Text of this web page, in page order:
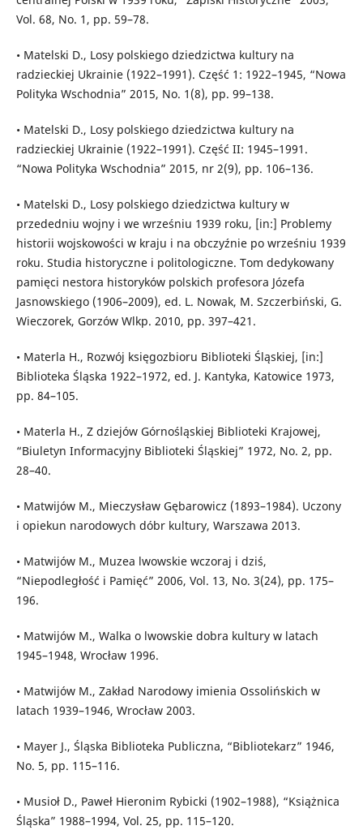
Vol. 68, No. 1, pp. 59–78.
• Matelski D., Losy polskiego dziedzictwa kultury na
radzieckiej Ukrainie (1922–1991). Część 1: 1922–1945, “Nowa
Polityka Wschodnia” 2015, No. 1(8), pp. 99–138.
• Matelski D., Losy polskiego dziedzictwa kultury na
radzieckiej Ukrainie (1922–1991). Część II: 1945–1991.
“Nowa Polityka Wschodnia” 2015, nr 2(9), pp. 106–136.
• Matelski D., Losy polskiego dziedzictwa kultury w
przededniu wojny i we wrześniu 1939 roku, [in:] Problemy
historii wojskowości w kraju i na obczyźnie po wrześniu 1939
roku. Studia historyczne i politologiczne. Tom dedykowany
pamięci nestora historyków polskich profesora Józefa
Jasnowskiego (1906–2009), ed. L. Nowak, M. Szczerbiński, G.
Wieczorek, Gorzów Wlkp. 2010, pp. 397–421.
• Materla H., Rozwój księgozbioru Biblioteki Śląskiej, [in:]
Biblioteka Śląska 1922–1972, ed. J. Kantyka, Katowice 1973,
pp. 84–105.
• Materla H., Z dziejów Górnośląskiej Biblioteki Krajowej,
“Biuletyn Informacyjny Biblioteki Śląskiej” 1972, No. 2, pp.
28–40.
• Matwijów M., Mieczysław Gębarowicz (1893–1984). Uczony
i opiekun narodowych dóbr kultury, Warszawa 2013.
• Matwijów M., Muzea lwowskie wczoraj i dziś,
“Niepodległość i Pamięć” 2006, Vol. 13, No. 3(24), pp. 175–
196.
• Matwijów M., Walka o lwowskie dobra kultury w latach
1945–1948, Wrocław 1996.
• Matwijów M., Zakład Narodowy imienia Ossolińskich w
latach 1939–1946, Wrocław 2003.
• Mayer J., Śląska Biblioteka Publiczna, “Bibliotekarz” 1946,
No. 5, pp. 115–116.
• Musioł D., Paweł Hieronim Rybicki (1902–1988), “Książnica
Śląska” 1988–1994, Vol. 25, pp. 115–120.